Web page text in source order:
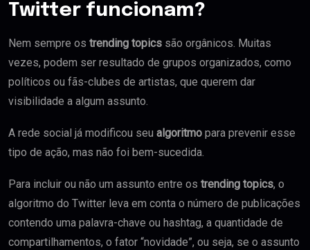
Twitter funcionam?
Nem sempre os trending topics são orgânicos. Muitas
vezes, podem ser resultado de grupos organizados, como
políticos ou fãs-clubes de artistas, que querem dar
visibilidade a algum assunto.
A rede social já modificou seu algoritmo para prevenir esse
tipo de ação, mas não foi bem-sucedida.
Para incluir ou não um assunto entre os trending topics, o
algoritmo do Twitter leva em conta o número de publicações
contendo uma palavra-chave ou hashtag, a quantidade de
compartilhamentos, o fator “novidade”, ou seja, se o assunto